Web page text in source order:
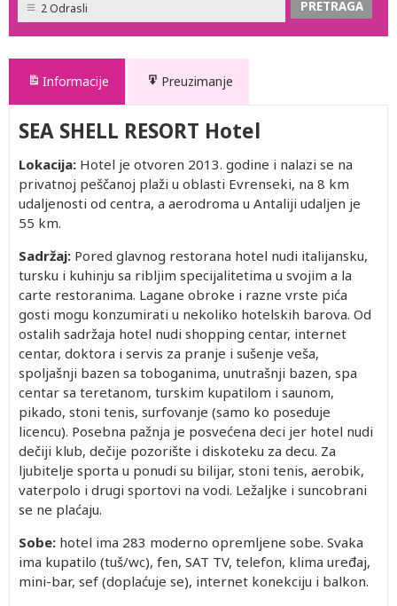
2 Odrasli
Informacije Preuzimanje
SEA SHELL RESORT Hotel
Lokacija: Hotel je otvoren 2013. godine i nalazi se na
privatnoj peščanoj plaži u oblasti Evrenseki, na 8 km
udaljenosti od centra, a aerodroma u Antaliji udaljen je
55 km.
Sadržaj: Pored glavnog restorana hotel nudi italijansku,
tursku i kuhinju sa ribljim specijalitetima u svojim a la
carte restoranima. Lagane obroke i razne vrste pića
gosti mogu konzumirati u nekoliko hotelskih barova. Od
ostalih sadržaja hotel nudi shopping centar, internet
centar, doktora i servis za pranje i sušenje veša,
spoljašnji bazen sa toboganima, unutrašnji bazen, spa
centar sa teretanom, turskim kupatilom i saunom,
pikado, stoni tenis, surfovanje (samo ko poseduje
licencu). Posebna pažnja je posvećena deci jer hotel nudi
dečiji klub, dečije pozorište i diskoteku za decu. Za
ljubitelje sporta u ponudi su bilijar, stoni tenis, aerobik,
vaterpolo i drugi sportovi na vodi. Ležaljke i suncobrani
se ne plaćaju.
Sobe: hotel ima 283 moderno opremljene sobe. Svaka
ima kupatilo (tuš/wc), fen, SAT TV, telefon, klima uređaj,
mini-bar, sef (doplaćuje se), internet konekciju i balkon.